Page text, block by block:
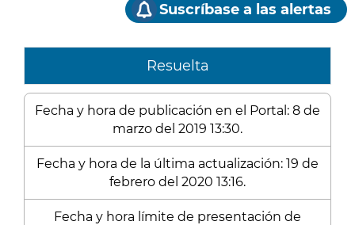
Suscríbase a las alertas
Resuelta
Fecha y hora de publicación en el Portal: 8 de
marzo del 2019 13:30.
Fecha y hora de la última actualización: 19 de
febrero del 2020 13:16.
Fecha y hora límite de presentación de